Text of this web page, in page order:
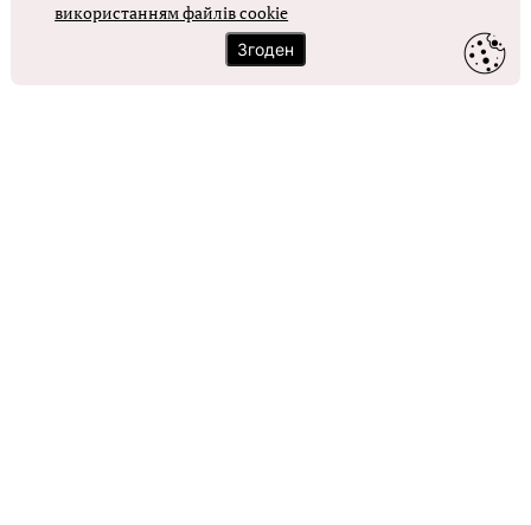
ОТРИМАТИ ДОСТУП
використанням файлів cookie
Згоден